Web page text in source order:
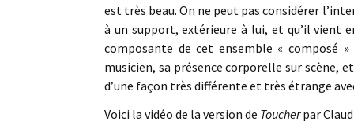
est très beau. On ne peut pas considérer
à un support, extérieure à lui, et qu’il
composante de cet ensemble « composé
musicien, sa présence corporelle sur scène,
d’une façon très différente et très étrange
Voici la vidéo de la version de Toucherpar